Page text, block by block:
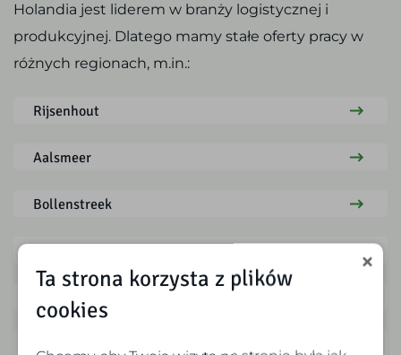
Holandia jest liderem w branży logistycznej i
produkcyjnej. Dlatego mamy stałe oferty pracy w
różnych regionach, m.in.:
Rijsenhout
Aalsmeer
Bollenstreek
De Kwakel
Haarlemmermeer
Ta strona korzysta z plików
cookies